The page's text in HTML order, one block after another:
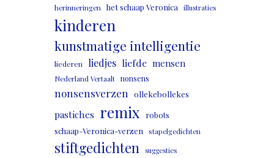
herinneringen het schaap Veronica illustraties
kinderen
kunstmatige intelligentie
liederen liedjes liefde mensen
Nederland Vertaalt nonsens
nonsensverzen ollekebollekes
pastiches remix
robots
schaap-Veronica-verzen stapelgedichten
stiftgedichten suggesties